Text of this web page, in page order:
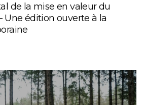
de la mise en valeur du
Une édition ouverte à la